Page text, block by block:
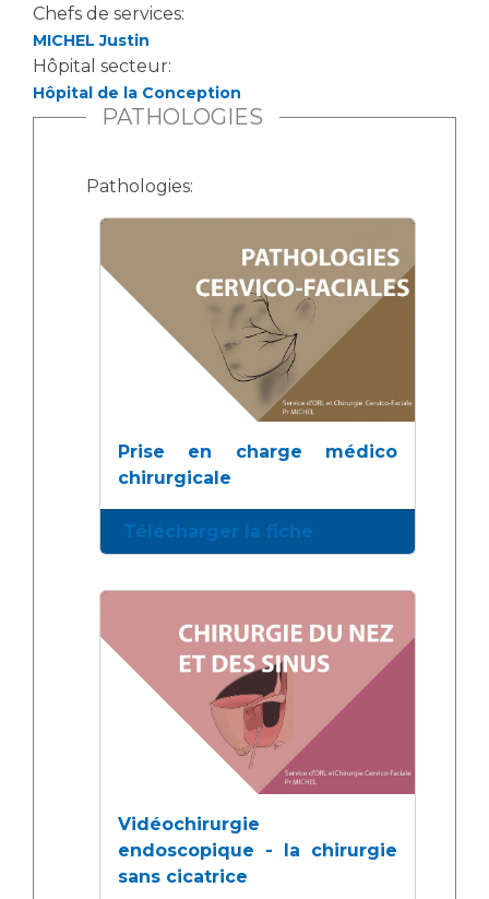
Chefs de services:
MICHEL Justin
Hôpital secteur:
Hôpital de la Conception
PATHOLOGIES
Pathologies:
Prise en charge médico
chirurgicale
Télécharger la fiche
Vidéochirurgie
endoscopique - la chirurgie
sans cicatrice